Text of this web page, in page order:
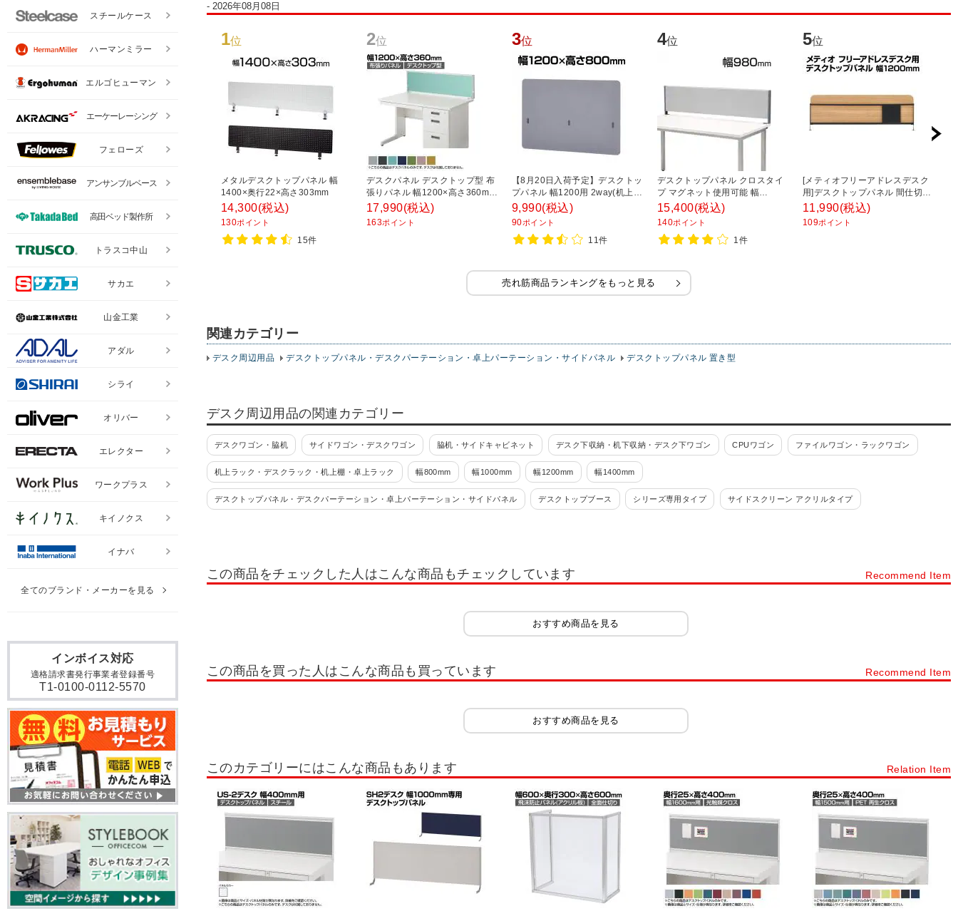
- 2026年08月08日
1位
メタルデスクトップパネル 幅
1400×奥行22×高さ303mm
14,300(税込)
130ポイント
15件
2位
デスクパネル デスクトップ型 布
張りパネル 幅1200×高さ360mm
DLP-123 【国産】 【完成品】
17,990(税込)
163ポイント
3位
【8月20日入荷予定】デスクトッ
プパネル 幅1200用 2way(机上パ
ネル/幕板パネル) 間仕切り 幅
1200×厚み11×高さ800mm
9,990(税込)
90ポイント
11件
4位
デスクトップパネル クロスタイ
プ マグネット使用可能 幅
1000mm クランプ式
15,400(税込)
140ポイント
1件
5位
[メティオフリーアドレスデスク
用]デスクトップパネル 間仕切り
幅1200mm用
11,990(税込)
109ポイント
売れ筋商品ランキングをもっと見る
関連カテゴリー
デスク周辺用品 デスクトップパネル・デスクパーテーション・卓上パーテーション・サイドパネル デスクトップパネル 置き型
デスク周辺用品の関連カテゴリー
デスクワゴン・脇机 サイドワゴン・デスクワゴン 脇机・サイドキャビネット デスク下収納・机下収納・デスク下ワゴン CPUワゴン ファイルワゴン・ラックワゴン
机上ラック・デスクラック・机上棚・卓上ラック 幅800mm 幅1000mm 幅1200mm 幅1400mm
デスクトップパネル・デスクパーテーション・卓上パーテーション・サイドパネル デスクトップブース シリーズ専用タイプ サイドスクリーン アクリルタイプ
卓上 観葉植物・デスクグリーン テレホンスタンド デスクチェスト オカムラ(okamura) ライブス ワゴン
この商品をチェックした人はこんな商品もチェックしています Recommend Item
おすすめ商品を見る
この商品を買った人はこんな商品も買っています Recommend Item
おすすめ商品を見る
このカテゴリーにはこんな商品もあります Relation Item
インボイス対応
適格請求書発行事業者登録番号
T1-0100-0112-5570
スチールケース
ハーマンミラー
エルゴヒューマン
エーケーレーシング
フェローズ
アンサンブルベース
高田ベッド製作所
トラスコ中山
サカエ
山金工業
アダル
シライ
オリバー
エレクター
ワークプラス
キイノクス
イナバ
全てのブランド・メーカーを見る